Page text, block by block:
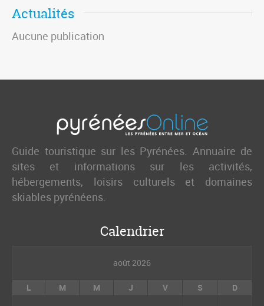
Actualités
Aucune publication
Guide touristique sur les Pyrénées. Annuaire de
sites et informations sur les activités,
hébergements, loisirs culturels et domaines
skiables pyrénéens.
Calendrier
août 2026
L M M J V S D